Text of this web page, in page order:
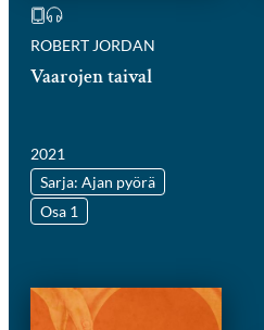
ROBERT JORDAN
Vaarojen taival
2021
Sarja: Ajan pyörä
Osa 1